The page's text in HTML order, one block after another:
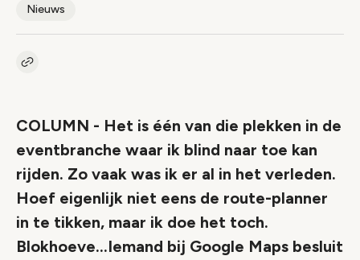
Nieuws
Kopieer link naar artikel
COLUMN - Het is één van die plekken in de
eventbranche waar ik blind naar toe kan
rijden. Zo vaak was ik er al in het verleden.
Hoef eigenlijk niet eens de route-planner
in te tikken, maar ik doe het toch.
Blokhoeve…Iemand bij Google Maps besluit